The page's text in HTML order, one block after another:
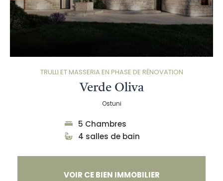
TRULLI ET MASSERIA EN PHASE DE RÉNOVATION
Verde Oliva
Ostuni
5 Chambres
4 salles de bain
VOIR CE BIEN IMMOBILIER